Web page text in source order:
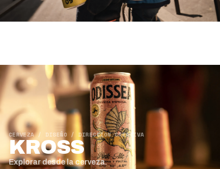
CERVEZA / DISEÑO / DIRECCIÓN CREATIVA
KROSS
Explorar desde la cerveza.